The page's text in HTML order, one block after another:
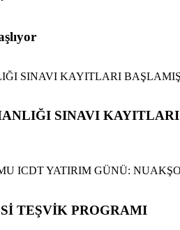
SINAVI KAYITLARI
TEŞVİK PROGRAMI